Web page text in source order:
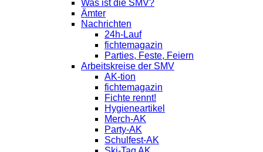
Was ist die SMV?
Ämter
Nachrichten
24h-Lauf
fichtemagazin
Parties, Feste, Feiern
Arbeitskreise der SMV
AK-tion
fichtemagazin
Fichte rennt!
Hygieneartikel
Merch-AK
Party-AK
Schulfest-AK